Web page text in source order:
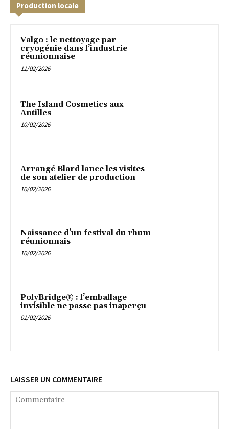
Production locale
Valgo : le nettoyage par
cryogénie dans l’industrie
réunionnaise
11/02/2026
The Island Cosmetics aux
Antilles
10/02/2026
Arrangé Blard lance les visites
de son atelier de production
10/02/2026
Naissance d’un festival du rhum
réunionnais
10/02/2026
PolyBridge® : l’emballage
invisible ne passe pas inaperçu
01/02/2026
LAISSER UN COMMENTAIRE